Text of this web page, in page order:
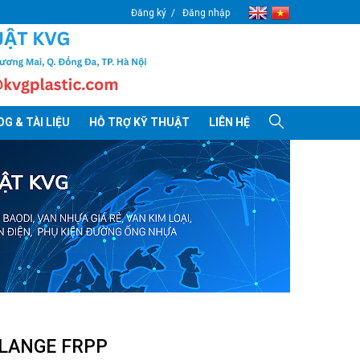
Đăng ký Đăng nhập
& TÀI LIỆU HỖ TRỢ KỸ THUẬT LIÊN HỆ
FRPP